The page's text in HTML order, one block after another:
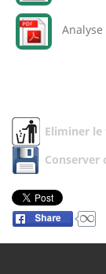
Eliminer
Conserver